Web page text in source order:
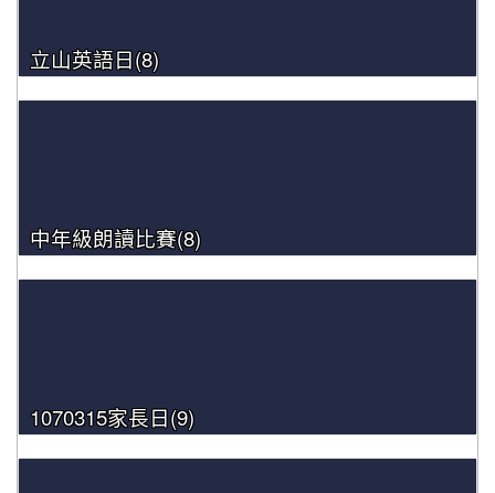
立山英語日(8)
中年級朗讀比賽(8)
1070315家長日(9)